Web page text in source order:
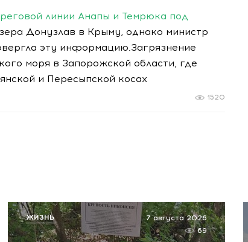
линии Анапы и Темрюка под
Донузлав в Крыму, однако министр
эту информацию.Загрязнение
моря в Запорожской области, где
и Пересыпской косах
1520
7 августа 2026
69
ЖИЗНЬ